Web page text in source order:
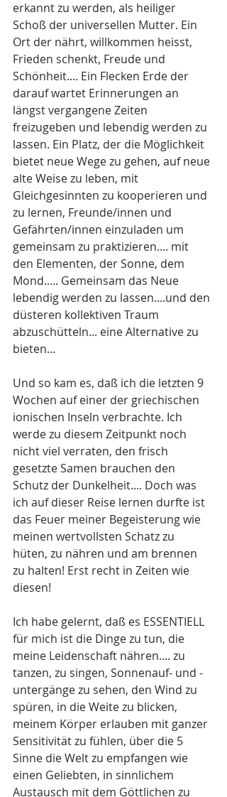
erkannt zu werden, als heiliger
Schoß der universellen Mutter. Ein
Ort der nährt, willkommen heisst,
Frieden schenkt, Freude und
Schönheit.... Ein Flecken Erde der
darauf wartet Erinnerungen an
längst vergangene Zeiten
freizugeben und lebendig werden zu
lassen. Ein Platz, der die Möglichkeit
bietet neue Wege zu gehen, auf neue
alte Weise zu leben, mit
Gleichgesinnten zu kooperieren und
zu lernen, Freunde/innen und
Gefährten/innen einzuladen um
gemeinsam zu praktizieren.... mit
den Elementen, der Sonne, dem
Mond..... Gemeinsam das Neue
lebendig werden zu lassen....und den
düsteren kollektiven Traum
abzuschütteln... eine Alternative zu
bieten...
Und so kam es, daß ich die letzten 9
Wochen auf einer der griechischen
ionischen Inseln verbrachte. Ich
werde zu diesem Zeitpunkt noch
nicht viel verraten, den frisch
gesetzte Samen brauchen den
Schutz der Dunkelheit.... Doch was
ich auf dieser Reise lernen durfte ist
das Feuer meiner Begeisterung wie
meinen wertvollsten Schatz zu
hüten, zu nähren und am brennen
zu halten! Erst recht in Zeiten wie
diesen!
Ich habe gelernt, daß es ESSENTIELL
für mich ist die Dinge zu tun, die
meine Leidenschaft nähren.... zu
tanzen, zu singen, Sonnenauf- und -
untergänge zu sehen, den Wind zu
spüren, in die Weite zu blicken,
meinem Körper erlauben mit ganzer
Sensitivität zu fühlen, über die 5
Sinne die Welt zu empfangen wie
einen Geliebten, in sinnlichem
Austausch mit dem Göttlichen zu